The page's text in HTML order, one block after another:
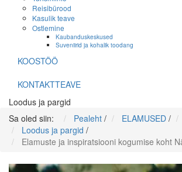
Reisibürood
Kasulik teave
Ostlemine
Kaubanduskeskused
Suveniirid ja kohalik toodang
KOOSTÖÖ
KONTAKTTEAVE
Loodus ja pargid
Sa oled siin:
Pealeht / ELAMUSED /
Loodus ja pargid /
Elamuste ja inspiratsiooni kogumise koht